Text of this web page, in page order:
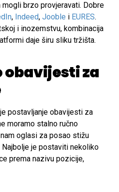
brzo provjeravati. Dobre
, Indeed, Jooble i EURES.
i inozemstvu, kombinacija
daje širu sliku tržišta.
obavijesti za
postavljanje obavijesti za
moramo stalno ručno
oglasi za posao stižu
je postaviti nekoliko
prema nazivu pozicije,